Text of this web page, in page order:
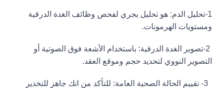
1- تحليل الدم: هو تحليل يجري لفحص وظائف الغدة الدرقية
ومستويات الهرمونات.
باستخدام الأشعة فوق الصوتية أو
التصوير النووي لتحديد حجم وموقع العقد.
للتأكد من انك جاهز للتخدير